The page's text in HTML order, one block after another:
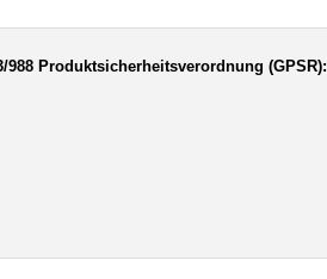
988 Produktsicherheitsverordnung (GPSR):